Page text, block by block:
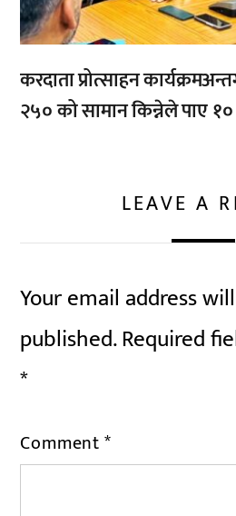
करदाता प्रोत्साहन
२५० को सामान किन्नेले पाए
LEAVE A
Your email address
published.Required
*
Comment*